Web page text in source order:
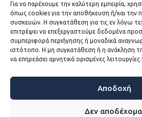
Για να παρέχουμε την καλύτερη εμπειρία,
όπως cookies για την αποθήκευση ή/και την
συσκευών. Η συγκατάθεση για τις εν λόγω
επιτρέψει να επεξεργαστούμε δεδομένα
συμπεριφορά περιήγησης ή μοναδικά
ιστότοπο. Η μη συγκατάθεση ή η ανάκληση
να επηρεάσει αρνητικά ορισμένες
Αποδοχή
Δεν
ΧΡΗΣΙΜΟΙ
Η ΚΕΔΕ
Sitemap
Προσβασιμότητα
Όροι χρήσης